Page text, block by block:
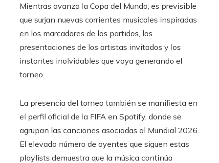
Mientras avanza la Copa del Mundo, es previsible
que surjan nuevas corrientes musicales inspiradas
en los marcadores de los partidos, las
presentaciones de los artistas invitados y los
instantes inolvidables que vaya generando el
torneo.
La presencia del torneo también se manifiesta en
el perfil oficial de la FIFA en Spotify, donde se
agrupan las canciones asociadas al Mundial 2026.
El elevado número de oyentes que siguen estas
playlists demuestra que la música continúa